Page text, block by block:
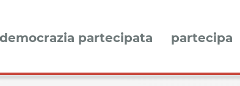
partecipata partecipa